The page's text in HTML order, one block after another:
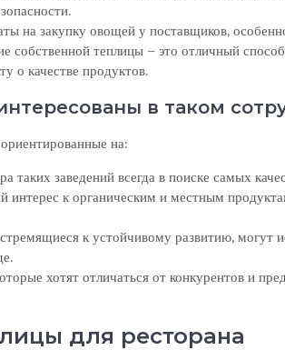
на закупку овощей у поставщиков,
теплицы – это отличный
о качестве продуктов.
в таком
на:
заведений всегда в поиске самых
к органическим и местным
к устойчивому развитию, могут
хотят отличаться от конкурентов и
для ресторана